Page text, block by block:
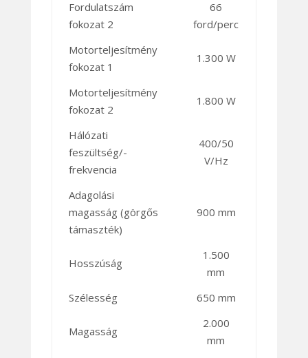
Fordulatszám
fokozat 2
66
ford/perc
Motorteljesítmény
fokozat 1
1.300 W
Motorteljesítmény
fokozat 2
1.800 W
Hálózati
feszültség/-
frekvencia
400/50
V/Hz
Adagolási
magasság (görgős
támaszték)
900 mm
Hosszúság
1.500
mm
Szélesség
650 mm
Magasság
2.000
mm